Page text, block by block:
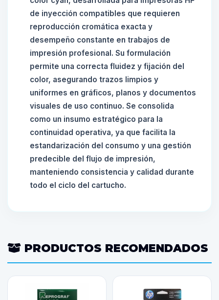
de inyección compatibles que requieren
reproducción cromática exacta y
desempeño constante en trabajos de
impresión profesional. Su formulación
permite una correcta fluidez y fijación del
color, asegurando trazos limpios y
uniformes en gráficos, planos y documentos
visuales de uso continuo. Se consolida
como un insumo estratégico para la
continuidad operativa, ya que facilita la
estandarización del consumo y una gestión
predecible del flujo de impresión,
manteniendo consistencia y calidad durante
todo el ciclo del cartucho.
PRODUCTOS RECOMENDADOS